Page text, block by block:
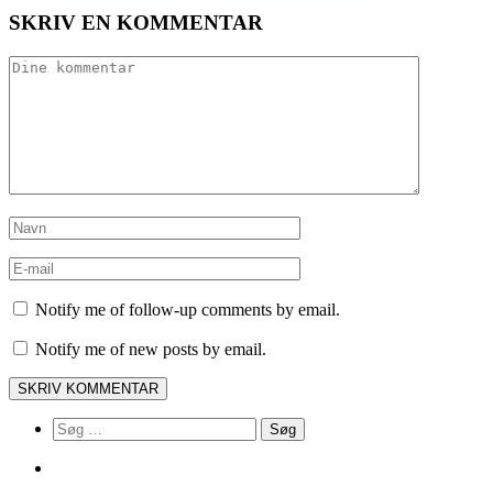
SKRIV EN KOMMENTAR
Notify me of follow-up comments by email.
Notify me of new posts by email.
Søg
efter: